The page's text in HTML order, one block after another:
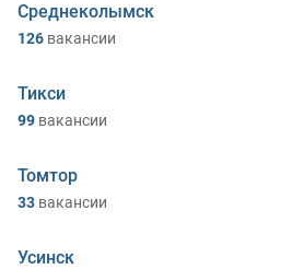
Среднеколымск
126 вакансии
Тикси
99 вакансии
Томтор
33 вакансии
Усинск